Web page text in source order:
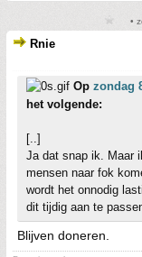
•
Rnie
Op zondag
het volgende:
[..]
Ja dat snap ik. Maar
mensen naar fok
wordt het onnodig
dit tijdig aan te
Blijven doneren.